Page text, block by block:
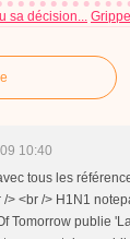
sa décision...
10:40
tous les
> <br /> H1N1
Tomorrow publie